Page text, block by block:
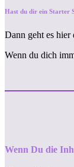
Hast du dir ein Starter
Dann geht es
Wenn du dich
Wenn Du die